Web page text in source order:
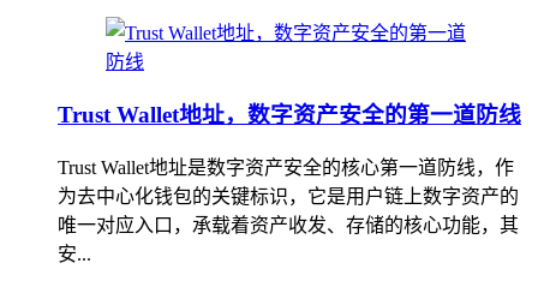
Trust Wallet地址，数字资产安全的第一道防线
Trust Wallet地址是数字资产安全的核心第一道防线，作
为去中心化钱包的关键标识，它是用户链上数字资产的
唯一对应入口，承载着资产收发、存储的核心功能，其
安...